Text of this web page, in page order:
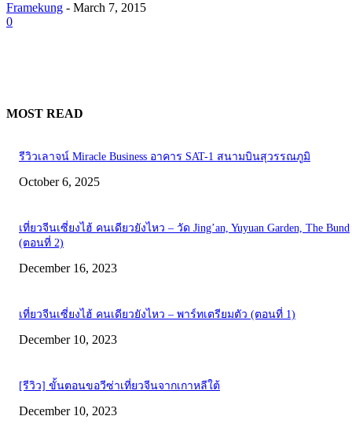
Framekung - March 7, 2015
0
MOST READ
รีวิวเลาจน์ Miracle Business อาคาร SAT-1 สนามบินสุวรรณภูมิ
October 6, 2025
เที่ยวจีนเซี่ยงไฮ้ คนเดียวยังไหว – วัด Jing’an, Yuyuan Garden, The Bund
(ตอนที่ 2)
December 16, 2023
เที่ยวจีนเซี่ยงไฮ้ คนเดียวยังไหว – พาร์ทเตรียมตัว (ตอนที่ 1)
December 10, 2023
[รีวิว] ขั้นตอนขอวีซ่าเที่ยวจีนจากเกาหลีใต้
December 10, 2023